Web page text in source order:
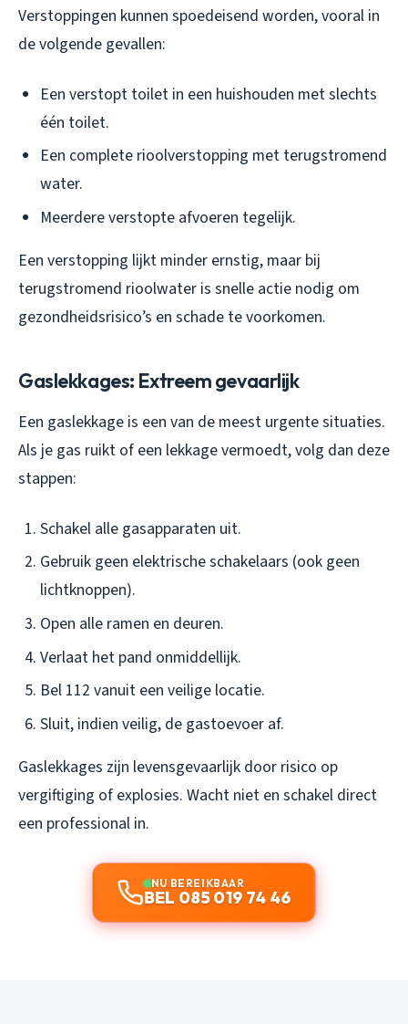
Verstoppingen kunnen spoedeisend worden, vooral in
de volgende gevallen:
Een verstopt toilet in een huishouden met slechts
één toilet.
Een complete rioolverstopping met terugstromend
water.
Meerdere verstopte afvoeren tegelijk.
Een verstopping lijkt minder ernstig, maar bij
terugstromend rioolwater is snelle actie nodig om
gezondheidsrisico’s en schade te voorkomen.
Gaslekkages: Extreem gevaarlijk
Een gaslekkage is een van de meest urgente situaties.
Als je gas ruikt of een lekkage vermoedt, volg dan deze
stappen:
Schakel alle gasapparaten uit.
Gebruik geen elektrische schakelaars (ook geen
lichtknoppen).
Open alle ramen en deuren.
Verlaat het pand onmiddellijk.
Bel 112 vanuit een veilige locatie.
Sluit, indien veilig, de gastoevoer af.
Gaslekkages zijn levensgevaarlijk door risico op
vergiftiging of explosies. Wacht niet en schakel direct
een professional in.
NU BEREIKBAAR
BEL 085 019 74 46